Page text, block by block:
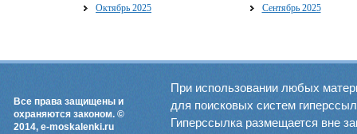
Октябрь 2025
Сентябрь 2025
Все права защищены и
охраняются законом. ©
2014, e-moskalenki.ru
При использовании любых
для поисковых систем
Гиперссылка размещается вне